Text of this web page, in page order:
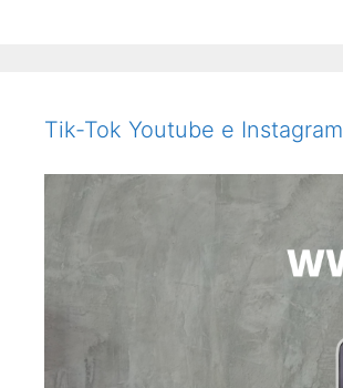
Tik-Tok Youtube e Instagram